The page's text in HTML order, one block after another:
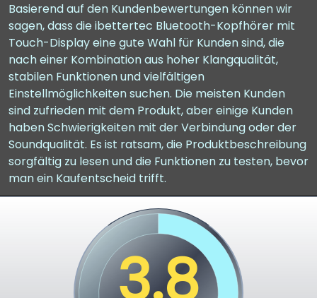
Basierend auf den Kundenbewertungen können wir
sagen, dass die ibettertec Bluetooth-Kopfhörer mit
Touch-Display eine gute Wahl für Kunden sind, die
nach einer Kombination aus hoher Klangqualität,
stabilen Funktionen und vielfältigen
Einstellmöglichkeiten suchen. Die meisten Kunden
sind zufrieden mit dem Produkt, aber einige Kunden
haben Schwierigkeiten mit der Verbindung oder der
Soundqualität. Es ist ratsam, die Produktbeschreibung
sorgfältig zu lesen und die Funktionen zu testen, bevor
man ein Kaufentscheid trifft.